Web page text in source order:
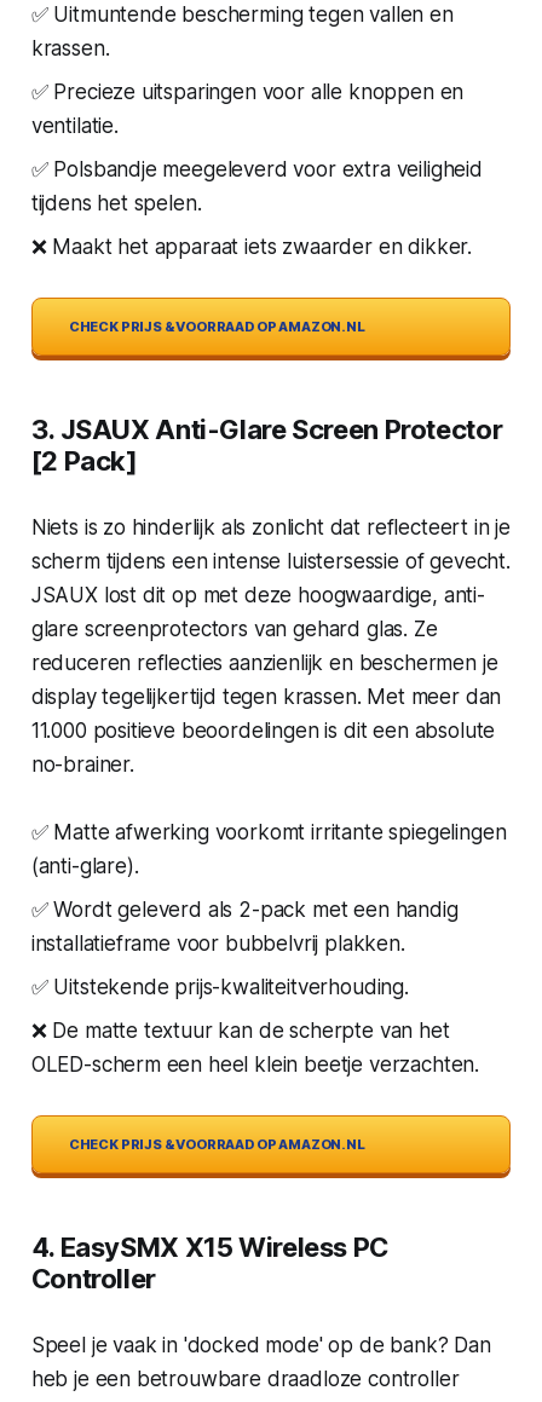
✅ Uitmuntende bescherming tegen vallen en
krassen.
✅ Precieze uitsparingen voor alle knoppen en
ventilatie.
✅ Polsbandje meegeleverd voor extra veiligheid
tijdens het spelen.
❌ Maakt het apparaat iets zwaarder en dikker.
CHECK PRIJS & VOORRAAD OP AMAZON.NL
3. JSAUX Anti-Glare Screen Protector
[2 Pack]
Niets is zo hinderlijk als zonlicht dat reflecteert in je
scherm tijdens een intense luistersessie of gevecht.
JSAUX lost dit op met deze hoogwaardige, anti-
glare screenprotectors van gehard glas. Ze
reduceren reflecties aanzienlijk en beschermen je
display tegelijkertijd tegen krassen. Met meer dan
11.000 positieve beoordelingen is dit een absolute
no-brainer.
✅ Matte afwerking voorkomt irritante spiegelingen
(anti-glare).
✅ Wordt geleverd als 2-pack met een handig
installatieframe voor bubbelvrij plakken.
✅ Uitstekende prijs-kwaliteitverhouding.
❌ De matte textuur kan de scherpte van het
OLED-scherm een heel klein beetje verzachten.
CHECK PRIJS & VOORRAAD OP AMAZON.NL
4. EasySMX X15 Wireless PC
Controller
Speel je vaak in 'docked mode' op de bank? Dan
heb je een betrouwbare draadloze controller